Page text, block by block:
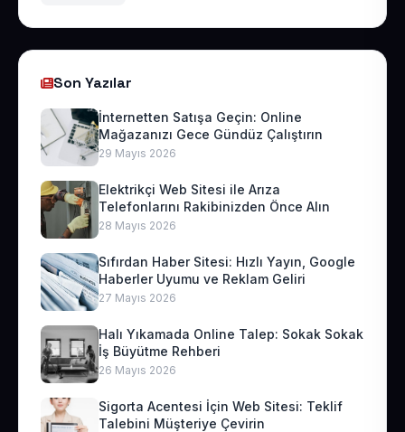
Son Yazılar
İnternetten Satışa Geçin: Online
Mağazanızı Gece Gündüz Çalıştırın
29 Mayıs 2026
Elektrikçi Web Sitesi ile Arıza
Telefonlarını Rakibinizden Önce Alın
28 Mayıs 2026
Sıfırdan Haber Sitesi: Hızlı Yayın, Google
Haberler Uyumu ve Reklam Geliri
27 Mayıs 2026
Halı Yıkamada Online Talep: Sokak Sokak
İş Büyütme Rehberi
26 Mayıs 2026
Sigorta Acentesi İçin Web Sitesi: Teklif
Talebini Müşteriye Çevirin